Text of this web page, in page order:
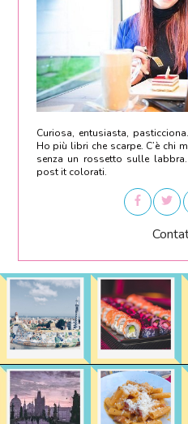
Curiosa, entusiasta,
Ho più libri che scarpe. C’è chi
senza un rossetto sulle
post it colorati.